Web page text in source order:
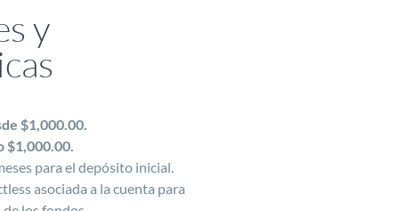
y
$1,000.00.
$1,000.00.
para el depósito inicial.
asociada a la cuenta para